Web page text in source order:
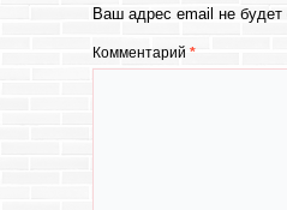
Ваш адрес email не будет
Комментарий*